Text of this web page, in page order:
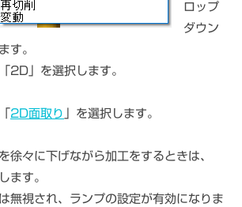
ロップ
ダウン
す。
2D」を選択します。
2D面取り 」を選択します。
徐々に下げながら加工をするときは、
ます。
無視され、ランプの設定が有効になりま